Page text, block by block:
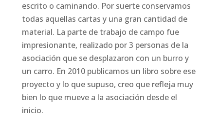
escrito o caminando. Por suerte conservamos
todas aquellas cartas y una gran cantidad de
material. La parte de trabajo de campo fue
impresionante, realizado por 3 personas de la
asociación que se desplazaron con un burro y
un carro. En 2010 publicamos un libro sobre ese
proyecto y lo que supuso, creo que refleja muy
bien lo que mueve a la asociación desde el
inicio.